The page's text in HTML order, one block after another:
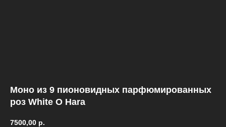
Моно из 9 пионовидных парфюмированных
роз White O Hara
7500,00 р.